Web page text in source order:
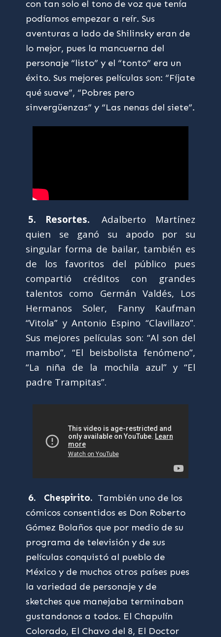
con tan solo el tono de voz que tenía
podíamos empezar a reír. Sus
aventuras a lado de Shilinsky eran de
lo mejor, pues la mancuerna del
personaje “listo” y el “tonto” era un
éxito. Sus mejores películas son: “Fíjate
qué suave”, “Pobres pero
sinvergüenzas” y “Las nenas del siete”.
5. Resortes.
Adalberto Martínez
quien se ganó su apodo por su
singular forma de bailar, también es
de los favoritos del público pues
compartió créditos con grandes
talentos como Germán Valdés, Los
Hermanos Soler, Fanny Kaufman
“Vitola” y Antonio Espino “Clavillazo”.
Sus mejores películas son: “Al son del
mambo”, “El beisbolista fenómeno”,
“La niña de la mochila azul” y “El
padre Trampitas”.
6. Chespirito. También uno de los
cómicos consentidos es Don Roberto
Gómez Bolaños que por medio de su
programa de televisión y de sus
películas conquistó al pueblo de
México y de muchos otros países pues
la variedad de personaje y de
sketches que manejaba terminaban
gustandonos a todos. El Chapulín
Colorado, El Chavo del 8, El Doctor